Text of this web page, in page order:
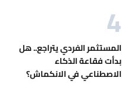
المستثمر الفردي يتراجع.. هل
بدأت فقاعة الذكاء
الاصطناعي في الانكماش؟